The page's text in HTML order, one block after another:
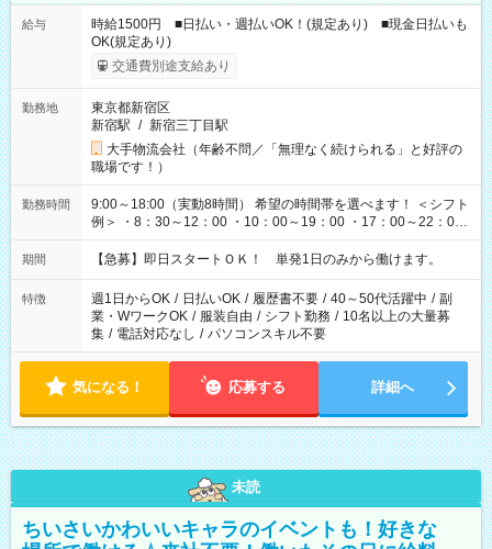
給与
時給1500円 ■日払い・週払いOK！(規定あり) ■現金日払いも
OK(規定あり)
交通費別途支給あり
勤務地
東京都新宿区
新宿駅 / 新宿三丁目駅
大手物流会社（年齢不問／「無理なく続けられる」と好評の
職場です！）
勤務時間
9:00～18:00（実動8時間） 希望の時間帯を選べます！ ＜シフト
例＞ ・8：30～12：00 ・10：00～19：00 ・17：00～22：00
・13：00～22：00 ・22：00～翌6：00 など
期間 【急募】即日スタートＯＫ！ 単発1日のみから働けます。
特徴 週1日からOK / 日払いOK / 履歴書不要 / 40～50代活躍中 / 副
業・WワークOK / 服装自由 / シフト勤務 / 10名以上の大量募
集 / 電話対応なし / パソコンスキル不要
気になる！ 応募する 詳細へ
未読
ちいさいかわいいキャラのイベントも！好きな